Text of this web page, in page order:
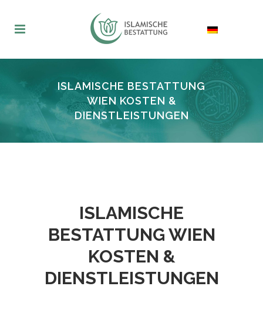
ISLAMISCHE BESTATTUNG
WIEN KOSTEN &
DIENSTLEISTUNGEN
ISLAMISCHE
BESTATTUNG WIEN
KOSTEN &
DIENSTLEISTUNGEN